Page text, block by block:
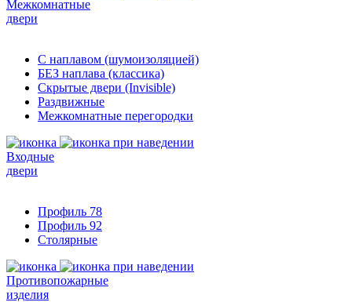
Межкомнатные
двери
С наплавом (шумоизоляцией)
БЕЗ наплава (классика)
Скрытые двери (Invisible)
Раздвижные
Межкомнатные перегородки
Входные
двери
Профиль 78
Профиль 92
Столярные
Противопожарные
изделия